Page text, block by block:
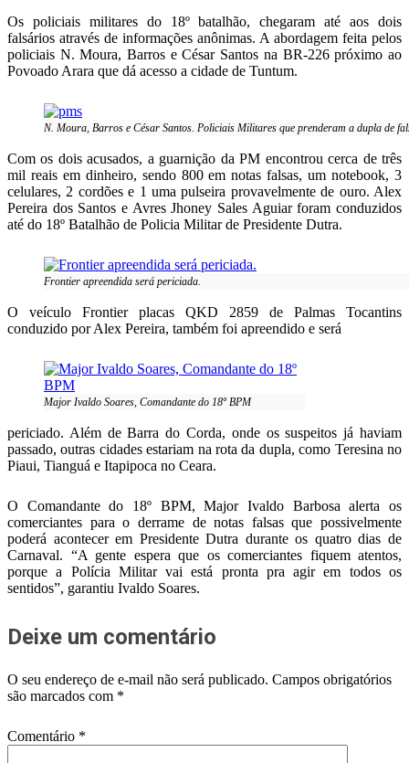
Os policiais militares do 18º batalhão, chegaram até aos dois
falsários através de informações anônimas. A abordagem feita pelos
policiais N. Moura, Barros e César Santos na BR-226 próximo ao
Povoado Arara que dá acesso a cidade de Tuntum.
N. Moura, Barros e César Santos. Policiais Militares que prenderam a dupla de
Com os dois acusados, a guarnição da PM encontrou cerca de três
mil reais em dinheiro, sendo 800 em notas falsas, um notebook, 3
celulares, 2 cordões e 1 uma pulseira provavelmente de ouro. Alex
Pereira dos Santos e Avres Jhoney Sales Aguiar foram conduzidos
até do 18º Batalhão de Policia Militar de Presidente Dutra.
Frontier apreendida será periciada.
O veículo Frontier placas QKD 2859 de Palmas Tocantins
conduzido por Alex Pereira, também foi apreendido e será
Major Ivaldo Soares, Comandante do 18º BPM
periciado. Além de Barra do Corda, onde os suspeitos já haviam
passado, outras cidades estariam na rota da dupla, como Teresina no
Piaui, Tianguá e Itapipoca no Ceara.
O Comandante do 18º BPM, Major Ivaldo Barbosa alerta os
comerciantes para o derrame de notas falsas que possivelmente
poderá acontecer em Presidente Dutra durante os quatro dias de
Carnaval. “A gente espera que os comerciantes fiquem atentos,
porque a Polícia Militar vai está pronta pra agir em todos os
sentidos”, garantiu Ivaldo Soares.
Deixe um comentário
O seu endereço de e-mail não será publicado. Campos obrigatórios
são marcados com *
Comentário *